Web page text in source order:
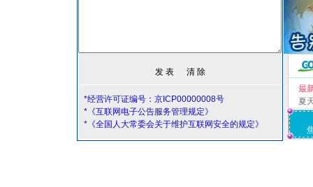
*经营许可证编号：京ICP00000008号
*《互联网电子公告服务管理规定》
*《全国人大常委会关于维护互联网安全的规定》
最
夏